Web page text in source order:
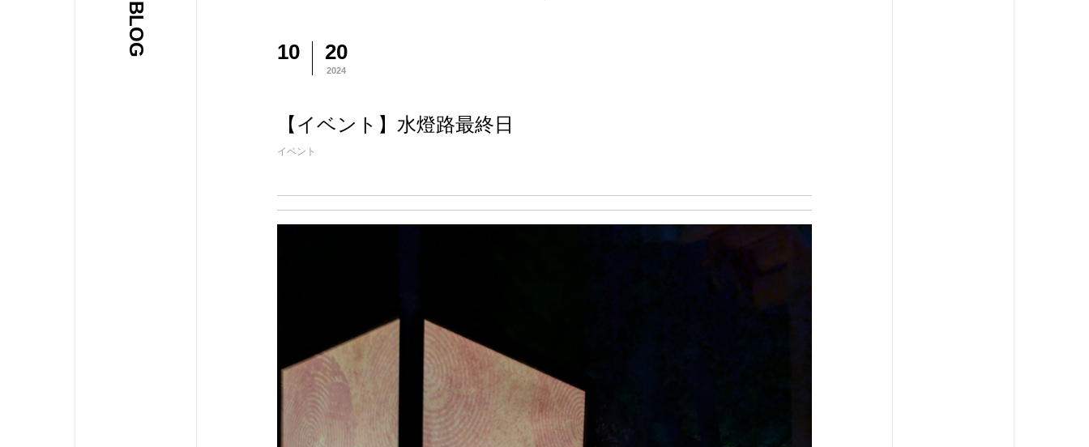
BLOG 10 20
2024
【イベント】水燈路最終日
イベント